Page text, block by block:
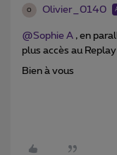
O Olivier_0140
@Sophie A , en
plus accès au
Bien à vous